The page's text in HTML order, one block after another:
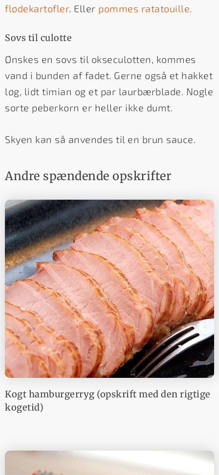
flødekartofler. Eller pommes ratatouille.
Sovs til culotte
Ønskes en sovs til okseculotten, kommes
vand i bunden af fadet. Gerne også et hakket
løg, lidt timian og et par laurbærblade. Nogle
sorte peberkorn er heller ikke dumt.
Skyen kan så anvendes til en brun sauce.
Andre spændende opskrifter
Kogt hamburgerryg (opskrift med den rigtige
kogetid)